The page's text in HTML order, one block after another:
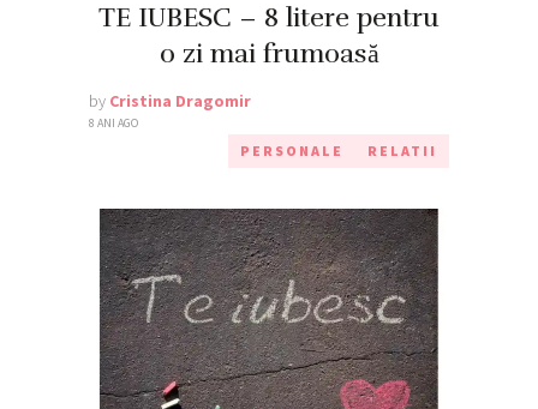
TE IUBESC – 8 litere pentru
o zi mai frumoasă
by Cristina Dragomir
8 ANI AGO
PERSONALE RELATII